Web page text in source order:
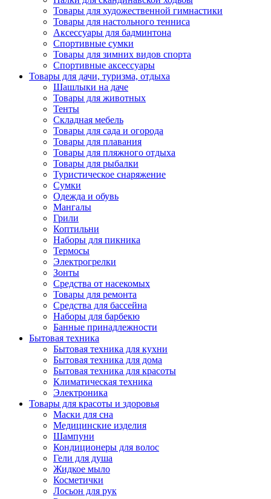
Товары для художественной гимнастики
Товары для настольного тенниса
Аксессуары для бадминтона
Спортивные сумки
Товары для зимних видов спорта
Спортивные аксессуары
Товары для дачи, туризма, отдыха
Шашлыки на даче
Товары для животных
Тенты
Складная мебель
Товары для сада и огорода
Товары для плавания
Товары для пляжного отдыха
Товары для рыбалки
Туристическое снаряжение
Сумки
Одежда и обувь
Мангалы
Грили
Коптильни
Наборы для пикника
Термосы
Электрогрелки
Зонты
Средства от насекомых
Товары для ремонта
Средства для бассейна
Наборы для барбекю
Банные принадлежности
Бытовая техника
Бытовая техника для кухни
Бытовая техника для дома
Бытовая техника для красоты
Климатическая техника
Электроника
Товары для красоты и здоровья
Маски для сна
Медицинские изделия
Шампуни
Кондиционеры для волос
Гели для душа
Жидкое мыло
Косметички
Лосьон для рук